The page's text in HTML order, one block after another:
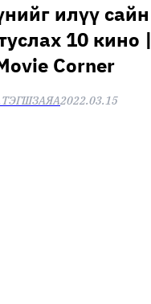
NEW YORK TIMES
НЭГ САНАЛ БАЙНА
илүү сайн
10 кино |
Corner
2022.03.15